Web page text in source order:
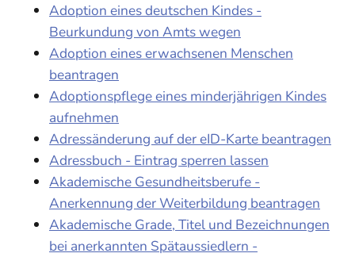
Adoption eines deutschen Kindes -
Beurkundung von Amts wegen
Adoption eines erwachsenen Menschen
beantragen
Adoptionspflege eines minderjährigen Kindes
aufnehmen
Adressänderung auf der eID-Karte beantragen
Adressbuch - Eintrag sperren lassen
Akademische Gesundheitsberufe -
Anerkennung der Weiterbildung beantragen
Akademische Grade, Titel und Bezeichnungen
bei anerkannten Spätaussiedlern -